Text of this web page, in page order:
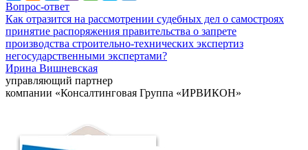
Вопрос-ответ
Как отразится на рассмотрении судебных дел о самостроях
принятие распоряжения правительства о запрете
производства строительно-технических экспертиз
негосударственными экспертами?
Ирина Вишневская
управляющий партнер
компании «Консалтинговая Группа «ИРВИКОН»